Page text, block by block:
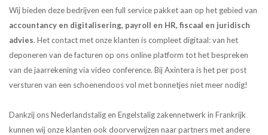
Wij bieden deze bedrijven een full service pakket aan op het gebied van
accountancy en digitalisering, payroll en HR, fiscaal en juridisch
advies. Het contact met onze klanten is compleet digitaal: van het
deponeren van de facturen op ons online platform tot het bespreken
van de jaarrekening via video conference. Bij Axintera is het per post
versturen van een schoenendoos vol met bonnetjes niet meer nodig!
Dankzij ons Nederlandstalig en Engelstalig zakennetwerk in Frankrijk
kunnen wij onze klanten ook doorverwijzen naar partners met andere